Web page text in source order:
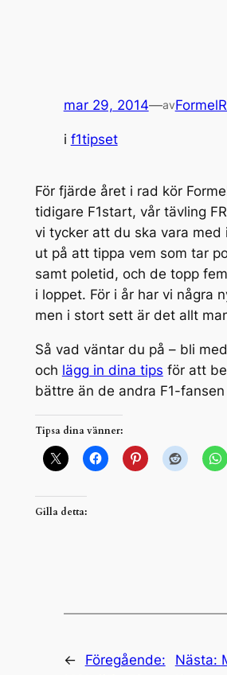
mar 29, 2014—av
i f1tipset
För fjärde året i rad kör
tidigare F1start, vår tävling
vi tycker att du ska vara med
ut på att tippa vem som tar
samt poletid, och de topp
i loppet. För i år har vi några
men i stort sett är det allt
Så vad väntar du på – bli
och lägg in dina tips för att
bättre än de andra F1-fansen
Tipsa dina vänner:
Gilla detta:
←
Föregående:
Nästa: